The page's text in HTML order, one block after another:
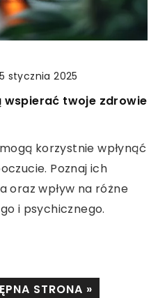
września 2024
dla mamy na
i wybierz
dla mamy. Dowiedz
i jak dopasować
ofertach
sieci?
ochronę dzieci w
na bezpieczeństwo w
stycznia 2025
wspierać twoje zdrowie
korzystnie wpłynąć
Poznaj ich
oraz wpływ na różne
i psychicznego.
STRONA »